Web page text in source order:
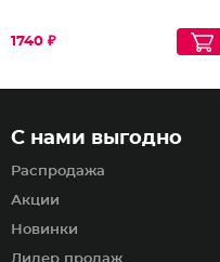
1740 ₽
С нами выгодно
Распродажа
Акции
Новинки